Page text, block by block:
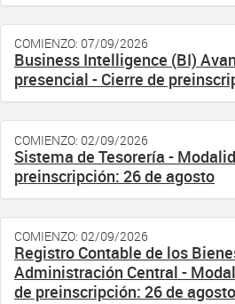
COMIENZO: 07/09/2026
Business Intelligence (BI)
presencial - Cierre de
COMIENZO: 02/09/2026
Sistema de Tesorería -
preinscripción: 26 de agosto
COMIENZO: 02/09/2026
Registro Contable de los
Administración Central -
de preinscripción: 26 de agosto